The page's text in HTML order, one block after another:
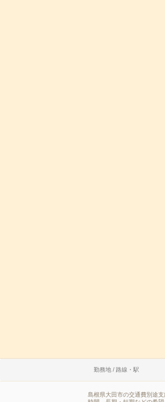
勤務地 / 路線・駅
島根県大田市の交通費別途